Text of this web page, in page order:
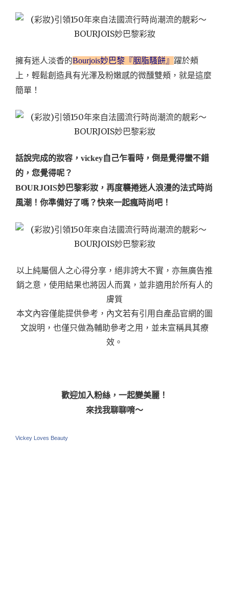
擁有迷人淡香的Bourjois妙巴黎『胭脂騷餅』 躍於頰
上，輕鬆創造具有光澤及粉嫩感的微醺雙頰，就是這麼
簡單！
話說完成的妝容，vickey自己乍看時，倒是覺得蠻不錯
的，您覺得呢？
BOURJOIS妙巴黎彩妝，再度襲捲迷人浪漫的法式時尚
風潮！你準備好了嗎？快來一起瘋時尚吧！
以上純屬個人之心得分享，絕非誇大不實，亦無廣告推
銷之意，使用結果也將因人而異，並非適用於所有人的
膚質
本文內容僅能提供參考，內文若有引用自產品官網的圖
文說明，也僅只做為輔助參考之用，並未宣稱具其療
效。
歡迎加入粉絲，一起變美麗！
來找我聊聊唷～
Vickey Loves Beauty